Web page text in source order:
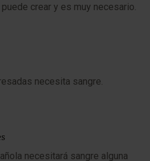
crear y es muy necesario.
necesita sangre.
necesitará sangre alguna